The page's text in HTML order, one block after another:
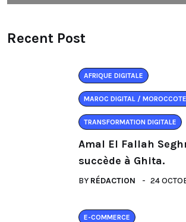
Recent Post
AFRIQUE DIGITALE
MAROC DIGITAL /
TRANSFORMATION DIGITALE
Amal El Fallah
succède à Ghita.
BY RÉDACTION 24
E-COMMERCE